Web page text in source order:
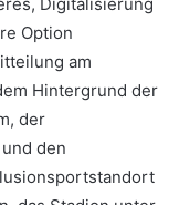
Option
am
Hintergrund der
der
den